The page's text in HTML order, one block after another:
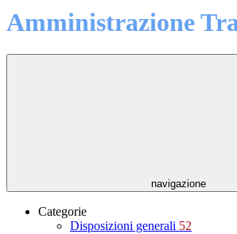
Amministrazione
navigazione
Categorie
Disposizioni generali 52